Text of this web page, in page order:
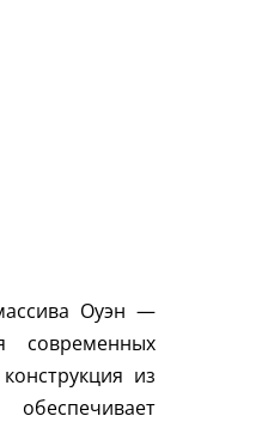
Оуэн —
современных
из